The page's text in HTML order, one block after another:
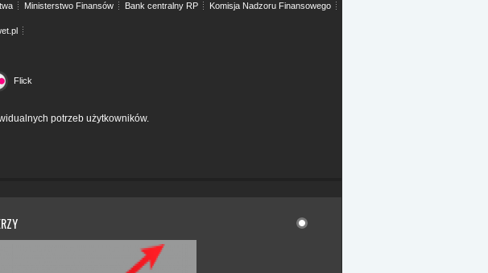
Ministerstwo Finansów Bank centralny RP Komisja Nadzoru Finansowego
Flick
potrzeb użytkowników.